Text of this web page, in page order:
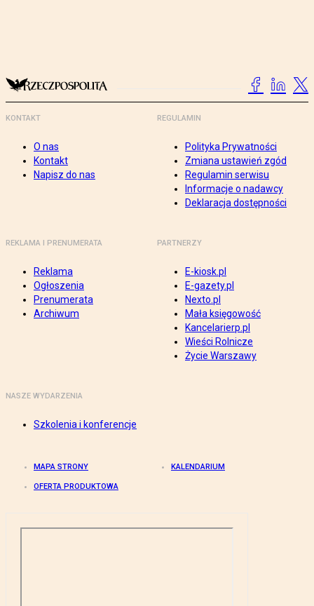
KONTAKT
O nas
Kontakt
Napisz do nas
REGULAMIN
Polityka Prywatności
Zmiana ustawień zgód
Regulamin serwisu
Informacje o nadawcy
Deklaracja dostępności
REKLAMA I PRENUMERATA
Reklama
Ogłoszenia
Prenumerata
Archiwum
PARTNERZY
E-kiosk.pl
E-gazety.pl
Nexto.pl
Mała księgowość
Kancelarierp.pl
Wieści Rolnicze
Życie Warszawy
NASZE WYDARZENIA
Szkolenia i konferencje
MAPA STRONY KALENDARIUM
OFERTA PRODUKTOWA